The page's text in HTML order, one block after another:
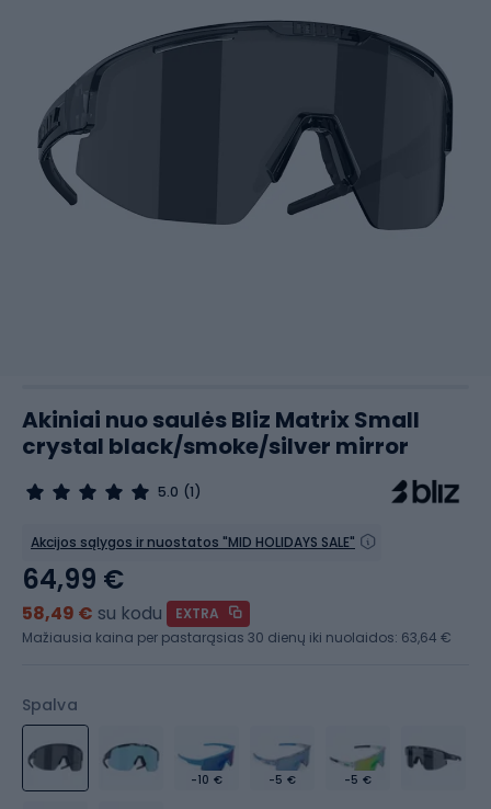
Akiniai nuo saulės Bliz Matrix Small
crystal black/smoke/silver mirror
5.0 (1)
Akcijos sąlygos ir nuostatos "MID HOLIDAYS SALE"
Spalva
-10 € -5 € -5 €
64,99 €
58,49 € su kodu
EXTRA
Mažiausia kaina per pastarąsias 30 dienų iki nuolaidos: 63,64 €